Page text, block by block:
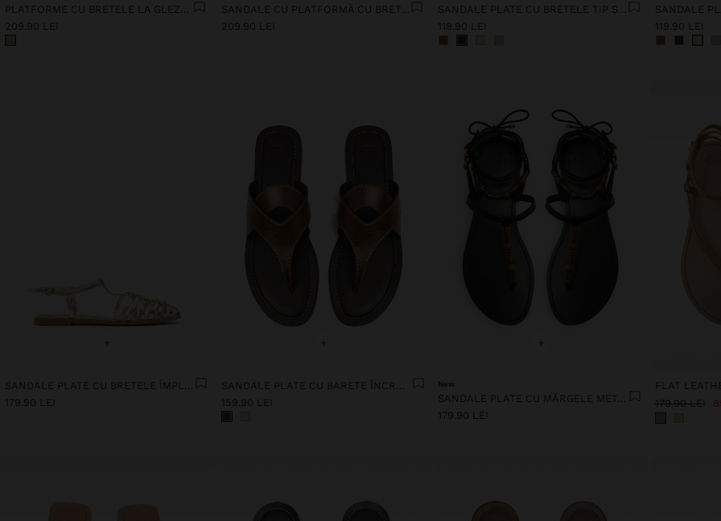
PLATFORME CU BRETELE LA GLEZNĂ
209.90 LEI
SANDALE CU PLATFORMĂ CU BRETELE
209.90 LEI
SANDALE PLATE CU BRETELE TIP ȘLAPI
119.90 LEI
119.90 LEI
+
179.90 LEI
+
159.90 LEI
+
New
179.90 LEI
179.90 LEI